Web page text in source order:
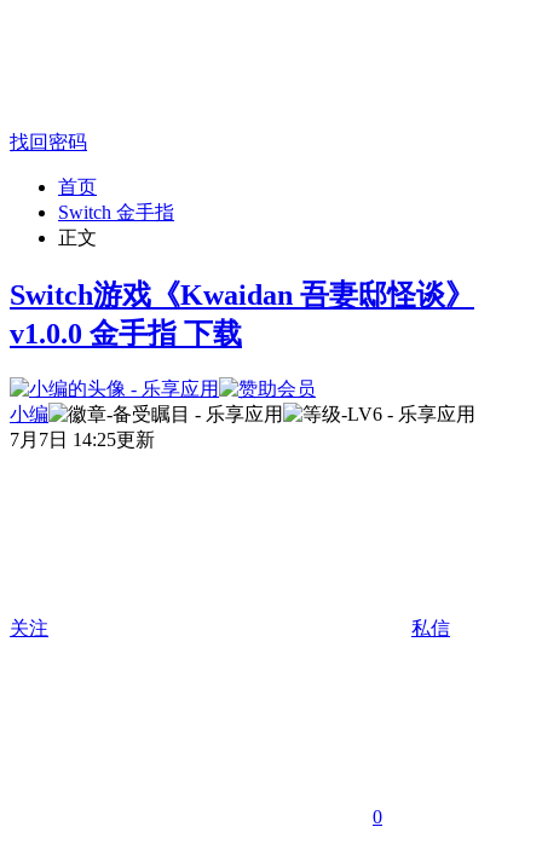
找回密码
首页
Switch 金手指
正文
Switch游戏《Kwaidan 吾妻邸怪谈》
v1.0.0 金手指 下载
小编
7月7日 14:25更新
关注 私信
0